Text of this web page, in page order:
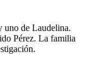
uno de Laudelina.
Pérez. La familia